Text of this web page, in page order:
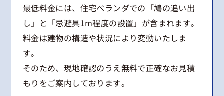
最低料金には、住宅ベランダでの「鳩の追い出
し」と「忌避具1m程度の設置」が含まれます。
料金は建物の構造や状況により変動いたしま
す。
そのため、現地確認のうえ無料で正確なお見積
もりをご案内しております。